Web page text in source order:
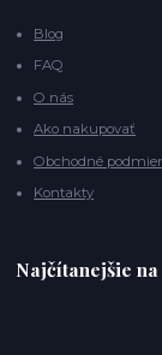
Blog
FAQ
O nás
Ako nakupovať
Obchodné
Kontakty
Najčítanejšie